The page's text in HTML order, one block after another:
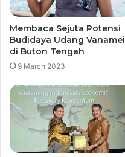
Membaca Sejuta Potensi
Budidaya Udang Vanamei
di Buton Tengah
9 March 2023